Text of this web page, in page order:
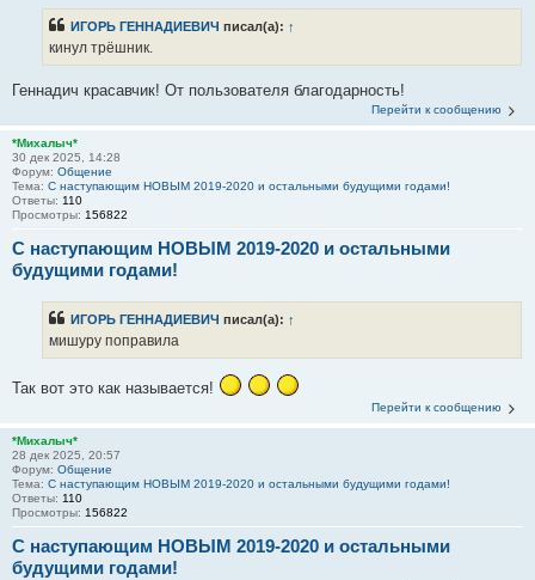
ИГОРЬ ГЕННАДИЕВИЧ писал(а): ↑
кинул трёшник.
Геннадич красавчик! От пользователя благодарность!
Перейти к сообщению
*Михалыч*
30 дек 2025, 14:28
Форум: Общение
Тема: С наступающим НОВЫМ 2019-2020 и остальными будущими годами!
Ответы: 110
Просмотры: 156822
С наступающим НОВЫМ 2019-2020 и остальными
будущими годами!
ИГОРЬ ГЕННАДИЕВИЧ писал(а): ↑
мишуру поправила
Так вот это как называется!
Перейти к сообщению
*Михалыч*
28 дек 2025, 20:57
Форум: Общение
Тема: С наступающим НОВЫМ 2019-2020 и остальными будущими годами!
Ответы: 110
Просмотры: 156822
С наступающим НОВЫМ 2019-2020 и остальными
будущими годами!